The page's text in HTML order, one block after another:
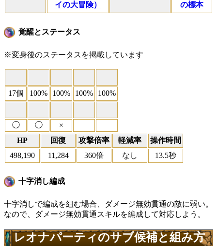
イの大冒険）
の標本
覚醒とステータス
※変身後のステータスを掲載しています
17個 100% 100% 100% 100%
◯ ◯
×
HP
回復 攻撃倍率 軽減率
操作時間
498,190
11,284 360倍 なし 13.5秒
十字消し編成
十字消しで編成を組む場合、ダメージ無効貫通の敵に弱い。
なので、ダメージ無効貫通スキルを編成して対応しよう。
レオナパーティのサブ候補と組み方